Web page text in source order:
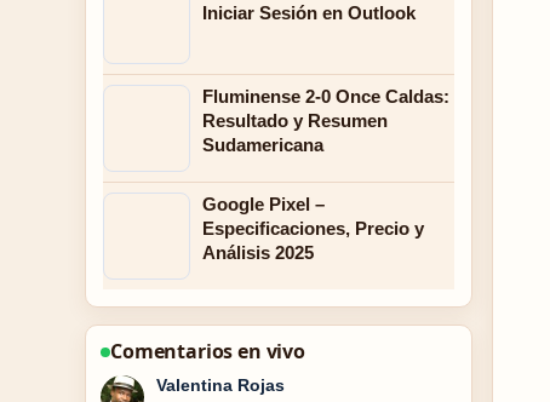
Iniciar Sesión en Outlook
Fluminense 2-0 Once Caldas:
Resultado y Resumen
Sudamericana
Google Pixel –
Especificaciones, Precio y
Análisis 2025
Comentarios en vivo
Andres Castillo